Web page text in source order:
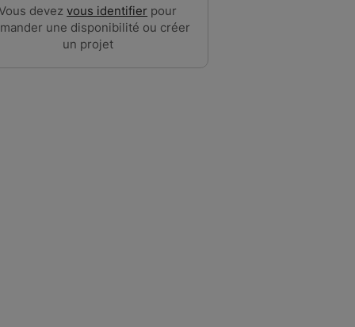
devezvous identifier pour
une disponibilité ou créer
un projet